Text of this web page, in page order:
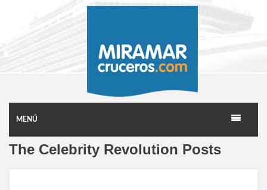
MENÚ
The Celebrity Revolution Posts